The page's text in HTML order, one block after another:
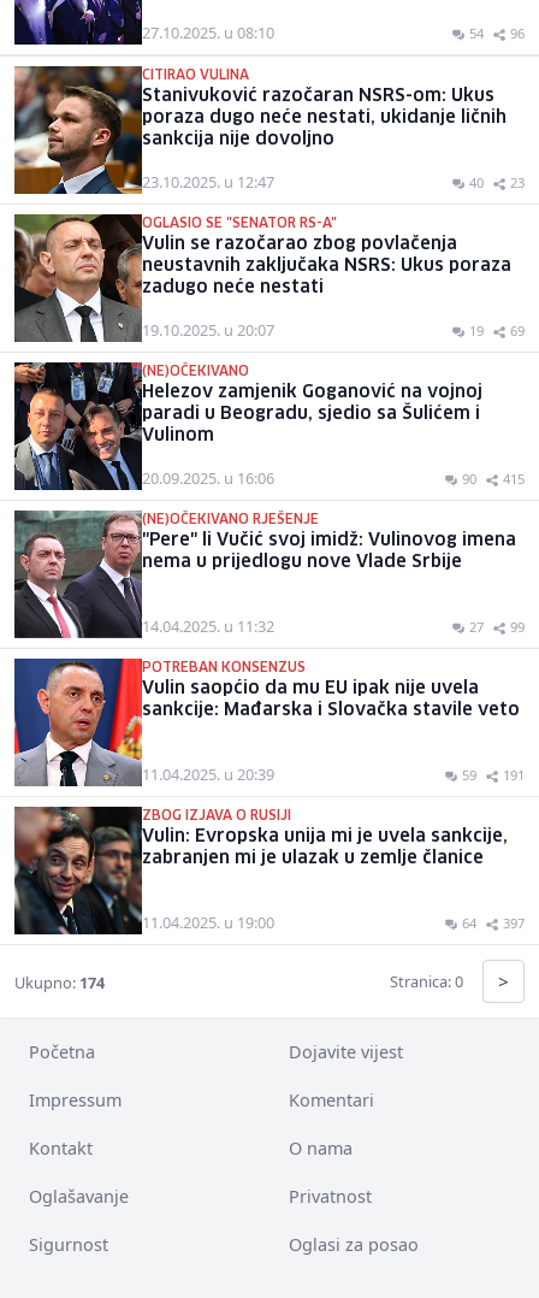
27.10.2025. u 08:10 54 96
CITIRAO VULINA
Stanivuković razočaran NSRS-om: Ukus
poraza dugo neće nestati, ukidanje ličnih
sankcija nije dovoljno
23.10.2025. u 12:47 40 23
OGLASIO SE "SENATOR RS-A"
Vulin se razočarao zbog povlačenja
neustavnih zaključaka NSRS: Ukus poraza
zadugo neće nestati
19.10.2025. u 20:07 19 69
(NE)OČEKIVANO
Helezov zamjenik Goganović na vojnoj
paradi u Beogradu, sjedio sa Šulićem i
Vulinom
20.09.2025. u 16:06 90 415
(NE)OČEKIVANO RJEŠENJE
"Pere" li Vučić svoj imidž: Vulinovog imena
nema u prijedlogu nove Vlade Srbije
14.04.2025. u 11:32 27 99
POTREBAN KONSENZUS
Vulin saopćio da mu EU ipak nije uvela
sankcije: Mađarska i Slovačka stavile veto
11.04.2025. u 20:39 59 191
ZBOG IZJAVA O RUSIJI
Vulin: Evropska unija mi je uvela sankcije,
zabranjen mi je ulazak u zemlje članice
11.04.2025. u 19:00 64 397
Ukupno: 174 Stranica: 0 >
Početna Dojavite vijest
Impressum Komentari
Kontakt O nama
Oglašavanje Privatnost
Sigurnost Oglasi za posao